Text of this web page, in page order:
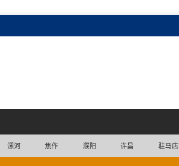
漯河 焦作 濮阳 许昌 驻马店